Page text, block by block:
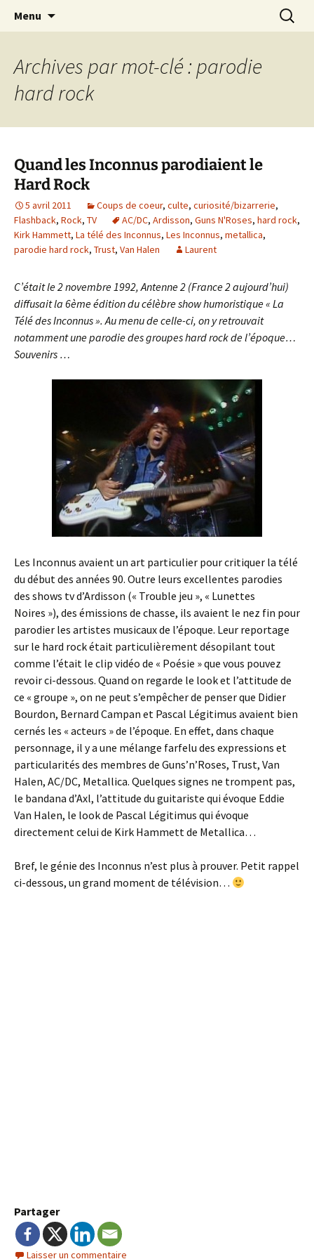
Laurent Rieppi
Journaliste musical · Historien du rock ·
Conférencier
Menu
Archives par mot-clé : parodie
hard rock
Quand les Inconnus parodiaient le
Hard Rock
5 avril 2011 Coups de coeur, culte, curiosité/bizarrerie,
Flashback, Rock, TV AC/DC, Ardisson, Guns N'Roses, hard rock,
Kirk Hammett, La télé des Inconnus, Les Inconnus, metallica,
parodie hard rock, Trust, Van Halen Laurent
C’était le 2 novembre 1992, Antenne 2 (France 2 aujourd’hui)
diffusait la 6ème édition du célèbre show humoristique « La
Télé des Inconnus ». Au menu de celle-ci, on y retrouvait
notamment une parodie des groupes hard rock de l’époque…
Souvenirs …
Les Inconnus avaient un art particulier pour critiquer la télé
du début des années 90. Outre leurs excellentes parodies
des shows tv d’Ardisson (« Trouble jeu », « Lunettes
Noires »), des émissions de chasse, ils avaient le nez fin pour
parodier les artistes musicaux de l’époque. Leur reportage
sur le hard rock était particulièrement désopilant tout
comme l’était le clip vidéo de « Poésie » que vous pouvez
revoir ci-dessous. Quand on regarde le look et l’attitude de
ce « groupe », on ne peut s’empêcher de penser que Didier
Bourdon, Bernard Campan et Pascal Légitimus avaient bien
cernés les « acteurs » de l’époque. En effet, dans chaque
personnage, il y a une mélange farfelu des expressions et
particularités des membres de Guns’n’Roses, Trust, Van
Halen, AC/DC, Metallica. Quelques signes ne trompent pas,
le bandana d’Axl, l’attitude du guitariste qui évoque Eddie
Van Halen, le look de Pascal Légitimus qui évoque
directement celui de Kirk Hammett de Metallica…
Bref, le génie des Inconnus n’est plus à prouver. Petit rappel
ci-dessous, un grand moment de télévision…
Partager
Laisser un commentaire